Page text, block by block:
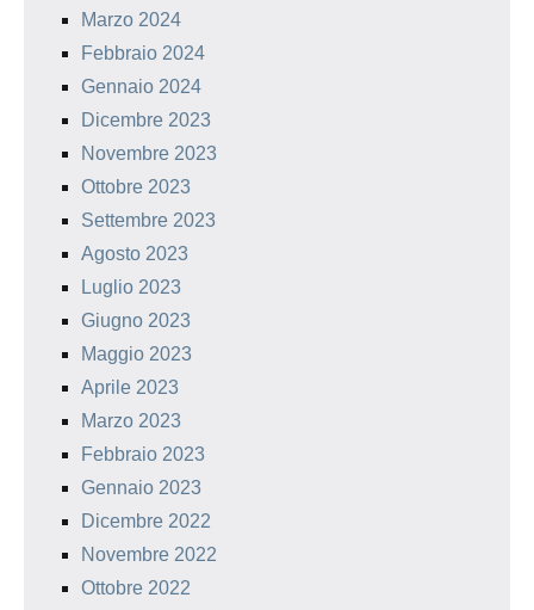
Marzo 2024
Febbraio 2024
Gennaio 2024
Dicembre 2023
Novembre 2023
Ottobre 2023
Settembre 2023
Agosto 2023
Luglio 2023
Giugno 2023
Maggio 2023
Aprile 2023
Marzo 2023
Febbraio 2023
Gennaio 2023
Dicembre 2022
Novembre 2022
Ottobre 2022